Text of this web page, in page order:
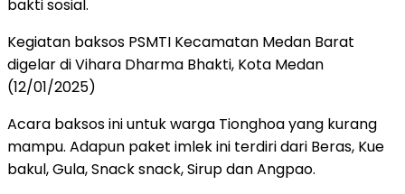
bakti sosial.
Kegiatan baksos PSMTI Kecamatan Medan Barat
digelar di Vihara Dharma Bhakti, Kota Medan
(12/01/2025)
Acara baksos ini untuk warga Tionghoa yang kurang
mampu. Adapun paket imlek ini terdiri dari Beras, Kue
bakul, Gula, Snack snack, Sirup dan Angpao.